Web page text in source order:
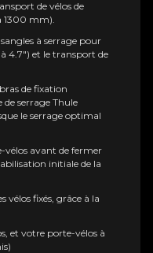
de vélos de
1300 mm).
à serrage pour
4.7") et le transport de
de fixation
serrage Thule
le serrage optimal
vélos avant de fermer
initiale de la
vélos fixés, grâce à la
et votre porte-vélos à